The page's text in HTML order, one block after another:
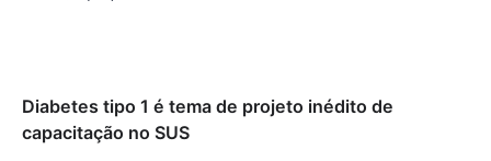
Diabetes tipo 1 é tema de projeto inédito de
capacitação no SUS